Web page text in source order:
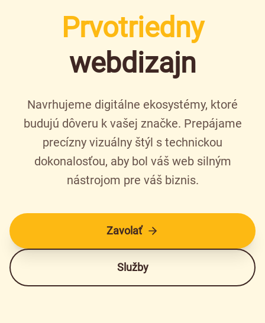
Prvotriedny
webdizajn
Navrhujeme digitálne ekosystémy, ktoré
budujú dôveru k vašej značke. Prepájame
precízny vizuálny štýl s technickou
dokonalosťou, aby bol váš web silným
nástrojom pre váš biznis.
Zavolať
Služby